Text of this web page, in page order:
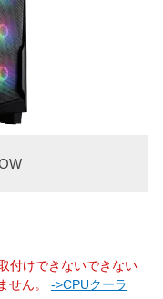
付けできないできない
せん。 ->CPUクーラ